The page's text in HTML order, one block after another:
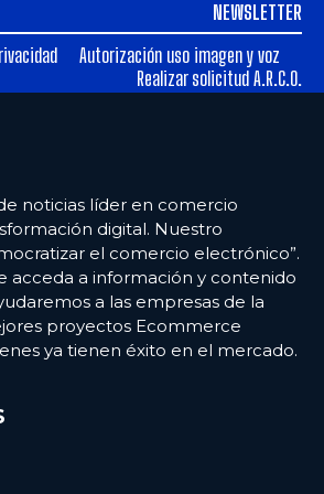
NEWSLETTER
Autorización uso imagen y voz
Realizar solicitud A.R.C.O.
noticias líder en comercio
digital. Nuestro
el comercio electrónico”.
acceda a información y contenido
a las empresas de la
proyectos Ecommerce
ya tienen éxito en el mercado.